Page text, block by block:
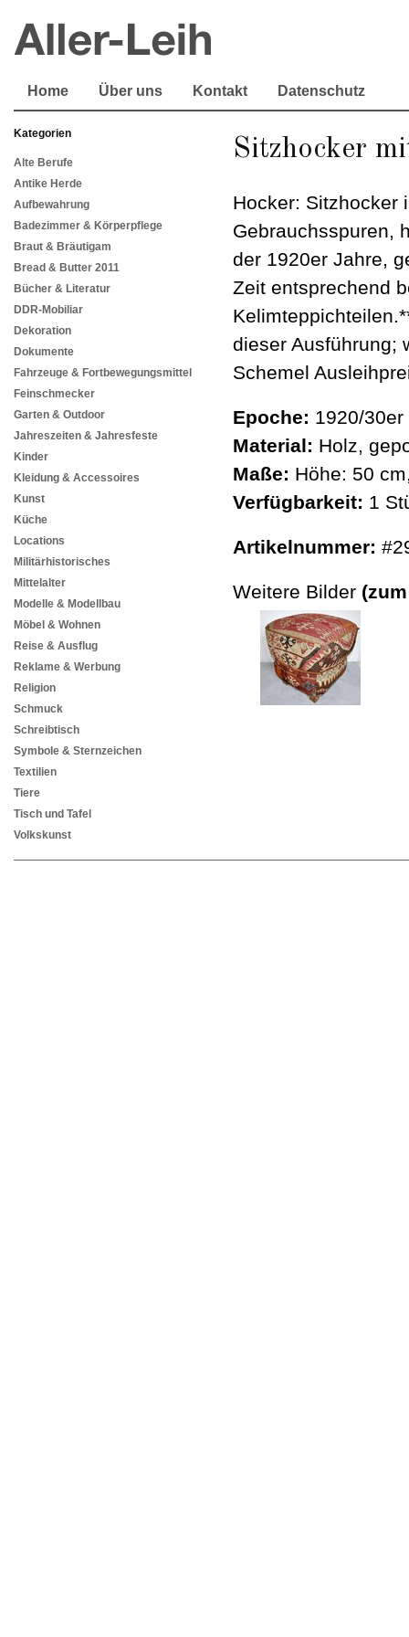
Home Über uns Kontakt Datenschutz
Kategorien
Alte Berufe
Antike Herde
Aufbewahrung
Badezimmer & Körperpflege
Braut & Bräutigam
Bread & Butter 2011
Bücher & Literatur
DDR-Mobiliar
Dekoration
Dokumente
Fahrzeuge & Fortbewegungsmittel
Feinschmecker
Garten & Outdoor
Jahreszeiten & Jahresfeste
Kinder
Kleidung & Accessoires
Kunst
Küche
Locations
Militärhistorisches
Mittelalter
Modelle & Modellbau
Möbel & Wohnen
Reise & Ausflug
Reklame & Werbung
Religion
Schmuck
Schreibtisch
Symbole & Sternzeichen
Textilien
Tiere
Tisch und Tafel
Volkskunst
Sitzhocker
Hocker: Sitzhocker
Gebrauchsspuren,
der 1920er Jahre,
Zeit entsprechend
dieser Ausführung;
Schemel
Epoche: 1920/
Material: Holz,
Maße: Höhe: 50
Verfügbarkeit: 1
Artikelnummer:
Weitere Bilder